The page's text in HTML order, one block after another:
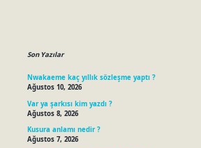
Son Yazılar
Nwakaeme kaç yıllık sözleşme yaptı ?
Ağustos 10, 2026
Var ya şarkısı kim yazdı ?
Ağustos 8, 2026
Kusura anlamı nedir ?
Ağustos 7, 2026